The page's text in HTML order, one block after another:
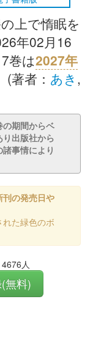
上で惰眠を
年02月16
巻は2027年
(著者： あき ,
の期間からベ
出版社から
事情により
の発売日や
た緑色のボ
人
無料)